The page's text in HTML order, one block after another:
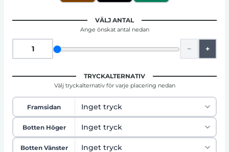
VÄLJ ANTAL
Ange önskat antal nedan
− +
TRYCKALTERNATIV
Välj tryckalternativ för varje placering nedan
Framsidan
Botten Höger
Botten Vänster